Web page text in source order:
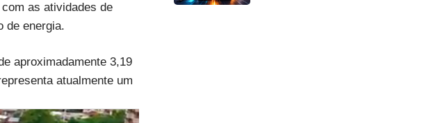
as atividades de
de energia.
aproximadamente 3,19
atualmente um